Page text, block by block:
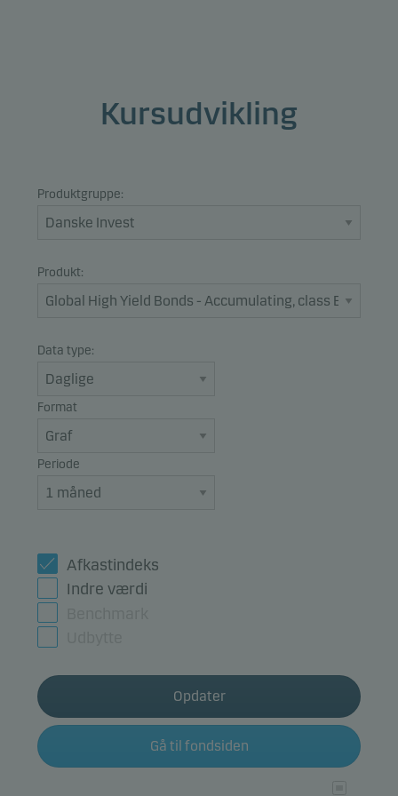
Kursudvikling
Produktgruppe:
Produkt:
Data type:
Format
Periode
Afkastindeks
Indre værdi
Opdater
Gå til fondsiden